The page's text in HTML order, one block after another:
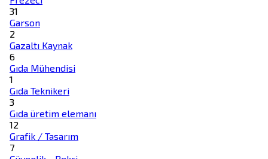
31
Garson
2
Gazaltı Kaynak
6
Gıda Mühendisi
1
Gıda Teknikeri
3
Gıda üretim elemanı
12
Grafik / Tasarım
7